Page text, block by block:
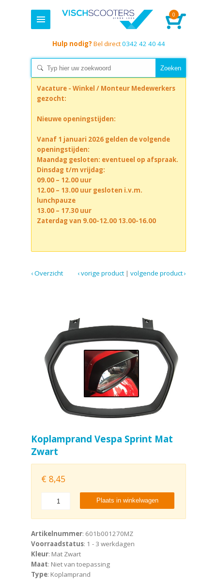
0
Hulp nodig? Bel direct0342 42 40 44
Vacature - Winkel / Monteur Medewerkers
gezocht:
Nieuwe openingstijden:
Vanaf 1 januari 2026 gelden de volgende
openingstijden:
Maandag gesloten: eventueel op afspraak.
Dinsdag t/m vrijdag:
09.00 – 12.00 uur
12.00 – 13.00 uur gesloten i.v.m.
lunchpauze
13.00 – 17.30 uur
Zaterdag van 9.00-12.00 13.00-16.00
‹ Overzicht volgende product ›
|
‹ vorige product
Koplamprand Vespa Sprint Mat
Zwart
€ 8,45
Plaats in winkelwagen
Artikelnummer: 601b001270MZ
Voorraadstatus: 1 - 3 werkdagen
Kleur: Mat Zwart
Maat: Niet van toepassing
Type: Koplamprand